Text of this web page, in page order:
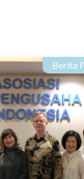
Berita